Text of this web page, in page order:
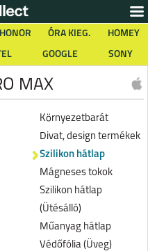
HONOR ÓRA KIEG.
HOMEY
GOOGLE SONY
MAX
Környezetbarát
Divat, design termékek
Szilikon hátlap
Mágneses tokok
Szilikon hátlap
(Ütésálló)
Műanyag hátlap
Védőfólia (Üveg)